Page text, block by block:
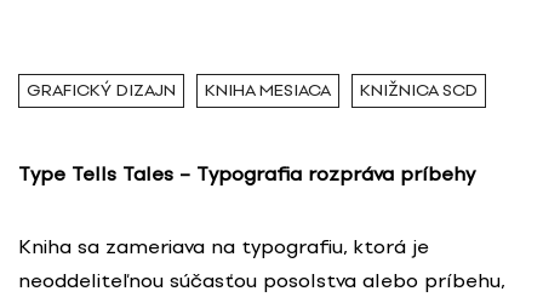
GRAFICKÝ DIZAJN KNIHA MESIACA KNIŽNICA SCD
Type Tells Tales – Typografia rozpráva príbehy
Kniha sa zameriava na typografiu, ktorá je
neoddeliteľnou súčasťou posolstva alebo príbehu,